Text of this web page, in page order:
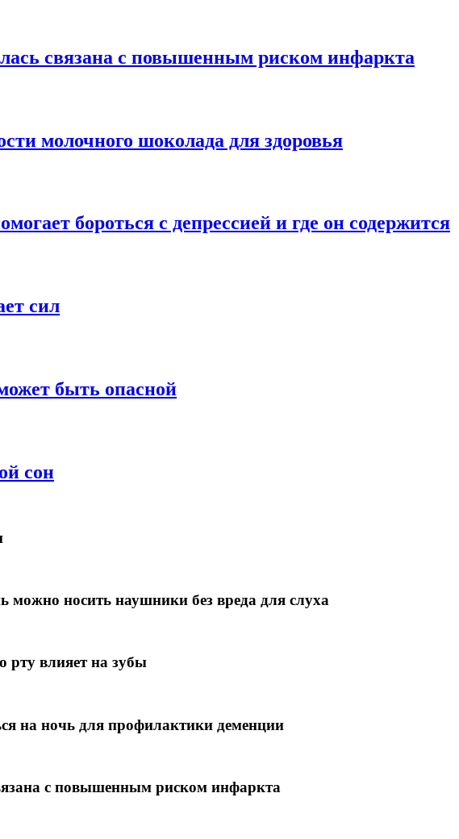
связана с повышенным риском инфаркта
молочного шоколада для здоровья
бороться с депрессией и где он содержится
сил
быть опасной
сон
можно носить наушники без вреда для слуха
рту влияет на зубы
на ночь для профилактики деменции
с повышенным риском инфаркта